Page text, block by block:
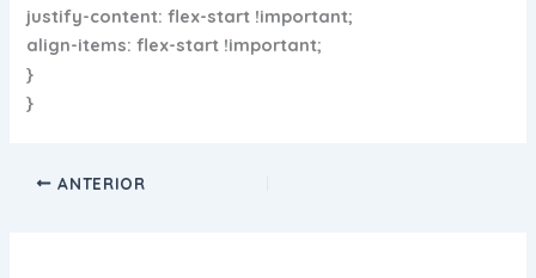
justify-content: flex-start !important;
align-items: flex-start !important;
}
}
ANTERIOR